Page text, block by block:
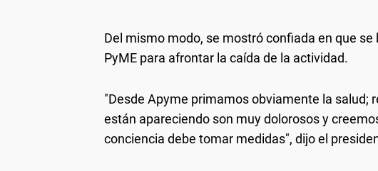
Del mismo modo, se mostró confiada en que se
PyME para afrontar la caída de la actividad.
"Desde Apyme primamos obviamente la salud;
están apareciendo son muy dolorosos y
conciencia debe tomar medidas", dijo el